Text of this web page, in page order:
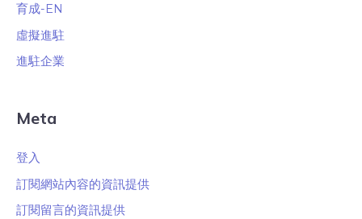
育成-EN
虛擬進駐
進駐企業
Meta
登入
訂閱網站內容的資訊提供
訂閱留言的資訊提供